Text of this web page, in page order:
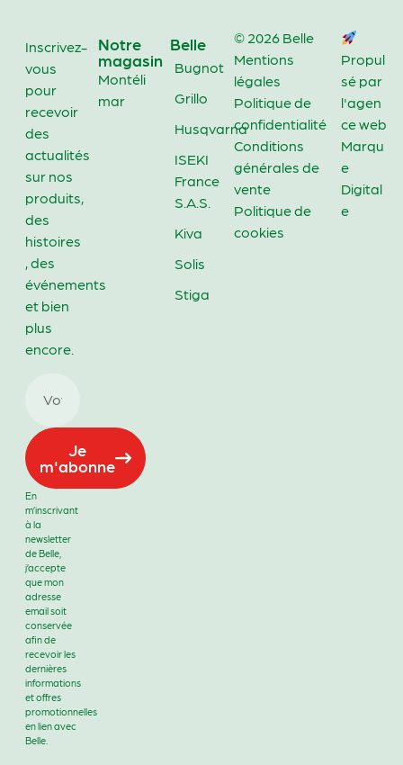
Inscrivez-
vous
pour
recevoir
des
actualités
sur nos
produits,
des
histoires
, des
événements
et bien
plus
encore.
Je
m'abonne
En
m’inscrivant
à la
newsletter
de Belle,
j’accepte
que mon
adresse
email soit
conservée
afin de
recevoir les
dernières
informations
et offres
promotionnelles
en lien avec
Belle.
Notre
magasin
Montéli
mar
Belle
Bugnot
Grillo
Husqvarna
ISEKI
France
S.A.S.
Kiva
Solis
Stiga
© 2026 Belle
Mentions
légales
Politique de
confidentialité
Conditions
générales de
vente
Politique de
cookies
Propul
sé par
l'agen
ce web
Marqu
e
Digital
e